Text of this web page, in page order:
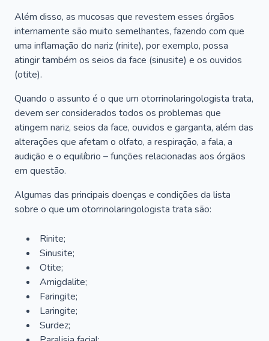
Além disso, as mucosas que revestem esses órgãos
internamente são muito semelhantes, fazendo com que
uma inflamação do nariz (rinite), por exemplo, possa
atingir também os seios da face (sinusite) e os ouvidos
(otite).
Quando o assunto é o que um otorrinolaringologista trata,
devem ser considerados todos os problemas que
atingem nariz, seios da face, ouvidos e garganta, além das
alterações que afetam o olfato, a respiração, a fala, a
audição e o equilíbrio – funções relacionadas aos órgãos
em questão.
Algumas das principais doenças e condições da lista
sobre o que um otorrinolaringologista trata são:
Rinite;
Sinusite;
Otite;
Amigdalite;
Faringite;
Laringite;
Surdez;